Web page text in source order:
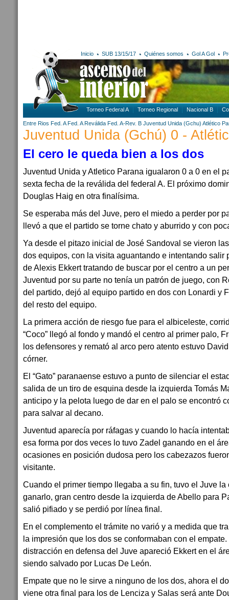
Inicio SUB 13/15/17 Quiénes somos Gol A Gol
Torneo Federal A Torneo Regional Nacional B
Entre Rios Fed. A Fed. A Reválida Fed. A-Rev. B Juventud Unida (Gchu) Atlético
Juventud Unida (Gchú) 0 -
El cero le queda bien a los dos
Juventud Unida y Atletico Parana igualaron 0 a 0 en el
sexta fecha de la reválida del federal A. El próximo
Douglas Haig en otra finalísima.
Se esperaba más del Juve, pero el miedo a perder por
llevó a que el partido se torne chato y aburrido y con
Ya desde el pitazo inicial de José Sandoval se vieron
dos equipos, con la visita aguantando e intentando salir
de Alexis Ekkert tratando de buscar por el centro a un
Juventud por su parte no tenía un patrón de juego, con
del partido, dejó al equipo partido en dos con Lonardi y
del resto del equipo.
La primera acción de riesgo fue para el albiceleste,
“Coco” llegó al fondo y mandó el centro al primer palo,
los defensores y remató al arco pero atento estuvo
córner.
El “Gato” paranaense estuvo a punto de silenciar el
salida de un tiro de esquina desde la izquierda Tomás
anticipo y la pelota luego de dar en el palo se encontró
para salvar al decano.
Juventud aparecía por ráfagas y cuando lo hacía
esa forma por dos veces lo tuvo Zadel ganando en el
ocasiones en posición dudosa pero los cabezazos
visitante.
Cuando el primer tiempo llegaba a su fin, tuvo el Juve
ganarlo, gran centro desde la izquierda de Abello para
salió pifiado y se perdió por línea final.
En el complemento el trámite no varió y a medida que
la impresión que los dos se conformaban con el
distracción en defensa del Juve apareció Ekkert en el
siendo salvado por Lucas De León.
Empate que no le sirve a ninguno de los dos, ahora el
viene otra final para los de Lenciza y Salas será ante